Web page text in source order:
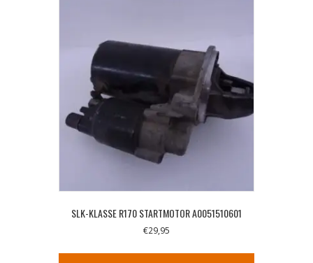
SLK-KLASSE R170 STARTMOTOR A0051510601
€29,95